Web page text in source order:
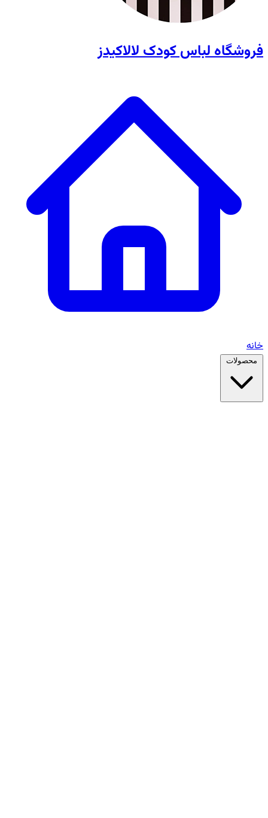
فروشگاه لباس کودک لالاکیدز
خانه
محصولات